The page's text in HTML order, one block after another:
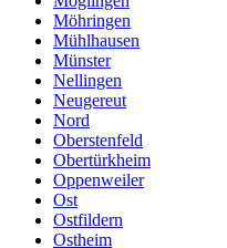
Möhringen
Mühlhausen
Münster
Nellingen
Neugereut
Nord
Oberstenfeld
Obertürkheim
Oppenweiler
Ost
Ostfildern
Ostheim